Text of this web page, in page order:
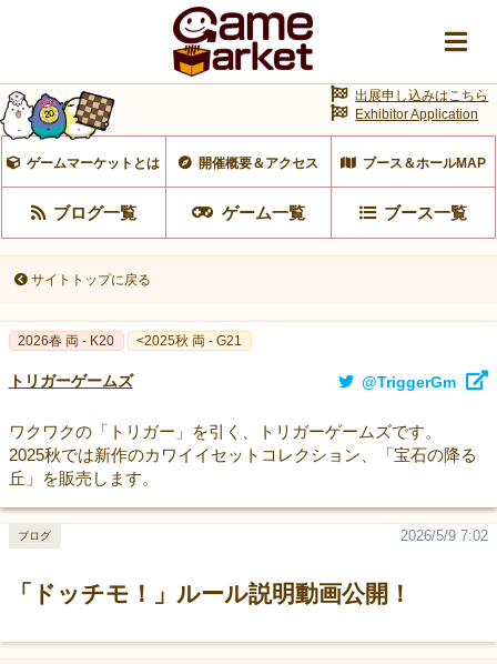
ゲームマーケットとは 開催概要＆アクセス ブース＆ホールMAP
ブログ一覧 ゲーム一覧 ブース一覧
出展申し込みはこちら
Exhibitor Application
サイトトップに戻る
2026春 両 - K20 <2025秋 両 - G21
トリガーゲームズ @TriggerGm
ワクワクの「トリガー」を引く、トリガーゲームズです。
2025秋では新作のカワイイセットコレクション、「宝石の降る
丘」を販売します。
「ドッチモ！」ルール説明動画公開！
2026/5/9 7:02
ブログ